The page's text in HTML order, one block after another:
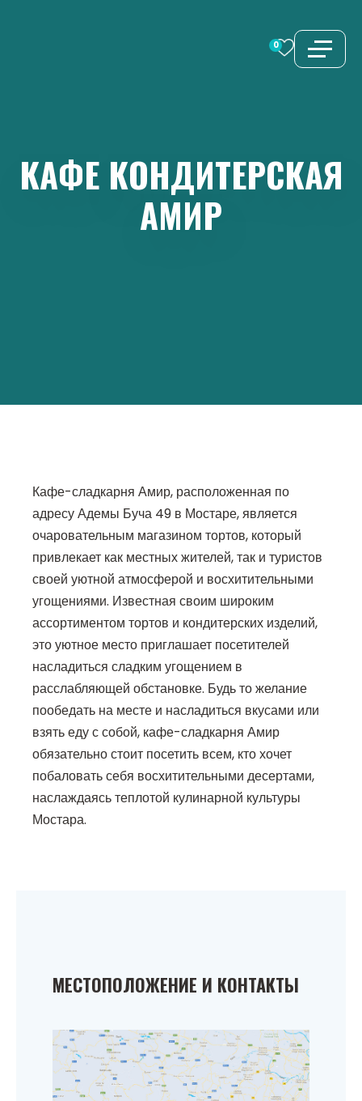
0
КАФЕ КОНДИТЕРСКАЯ
АМИР
Кафе-сладкарня Амир, расположенная по
адресу Адемы Буча 49 в Мостаре, является
очаровательным магазином тортов, который
привлекает как местных жителей, так и туристов
своей уютной атмосферой и восхитительными
угощениями. Известная своим широким
ассортиментом тортов и кондитерских изделий,
это уютное место приглашает посетителей
насладиться сладким угощением в
расслабляющей обстановке. Будь то желание
пообедать на месте и насладиться вкусами или
взять еду с собой, кафе-сладкарня Амир
обязательно стоит посетить всем, кто хочет
побаловать себя восхитительными десертами,
наслаждаясь теплотой кулинарной культуры
Мостара.
МЕСТОПОЛОЖЕНИЕ И КОНТАКТЫ